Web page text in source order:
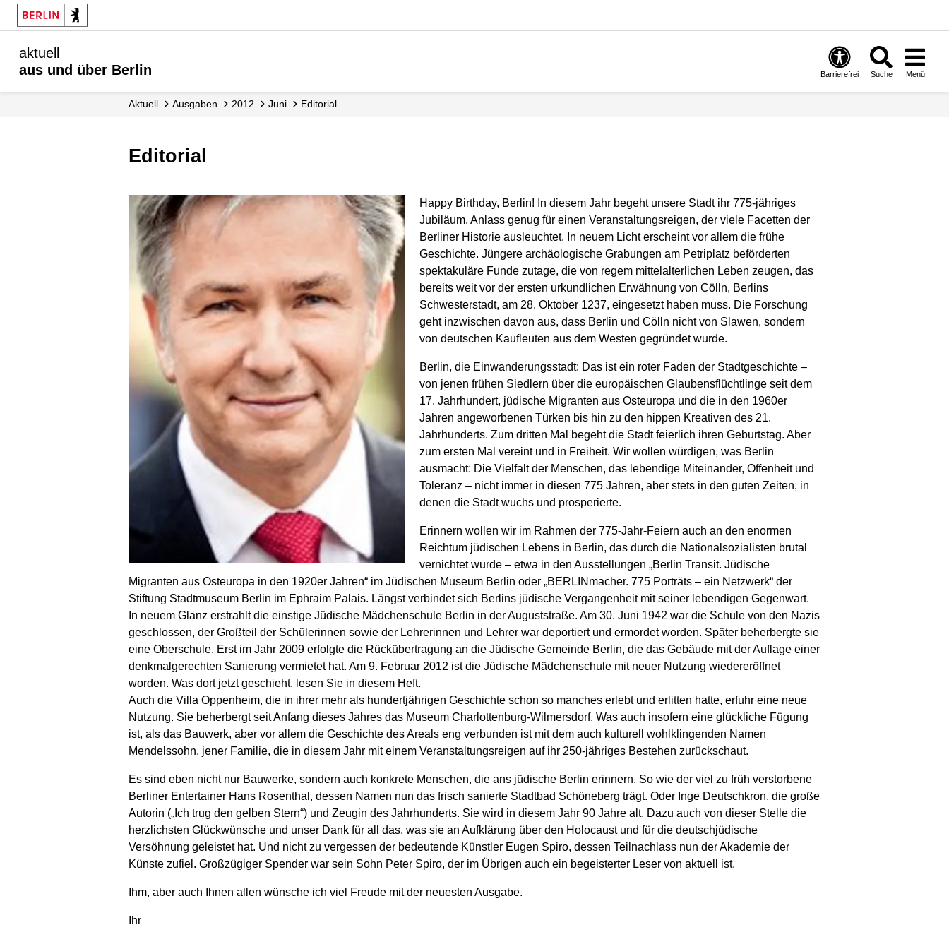
aktuell
aus und über Berlin
Barrierefrei Suche Menü
aktuell Ausgaben 2012 Juni Editorial
Editorial
Happy Birthday, Berlin! In diesem Jahr begeht unsere Stadt ihr 775-jähriges
Jubiläum. Anlass genug für einen Veranstaltungsreigen, der viele Facetten der
Berliner Historie ausleuchtet. In neuem Licht erscheint vor allem die frühe
Geschichte. Jüngere archäologische Grabungen am Petriplatz beförderten
spektakuläre Funde zutage, die von regem mittelalterlichen Leben zeugen, das
bereits weit vor der ersten urkundlichen Erwähnung von Cölln, Berlins
Schwesterstadt, am 28. Oktober 1237, eingesetzt haben muss. Die Forschung
geht inzwischen davon aus, dass Berlin und Cölln nicht von Slawen, sondern
von deutschen Kaufleuten aus dem Westen gegründet wurde.
Berlin, die Einwanderungsstadt: Das ist ein roter Faden der Stadtgeschichte –
von jenen frühen Siedlern über die europäischen Glaubensflüchtlinge seit dem
17. Jahrhundert, jüdische Migranten aus Osteuropa und die in den 1960er
Jahren angeworbenen Türken bis hin zu den hippen Kreativen des 21.
Jahrhunderts. Zum dritten Mal begeht die Stadt feierlich ihren Geburtstag. Aber
zum ersten Mal vereint und in Freiheit. Wir wollen würdigen, was Berlin
ausmacht: Die Vielfalt der Menschen, das lebendige Miteinander, Offenheit und
Toleranz – nicht immer in diesen 775 Jahren, aber stets in den guten Zeiten, in
denen die Stadt wuchs und prosperierte.
Erinnern wollen wir im Rahmen der 775-Jahr-Feiern auch an den enormen
Reichtum jüdischen Lebens in Berlin, das durch die Nationalsozialisten brutal
vernichtet wurde – etwa in den Ausstellungen „Berlin Transit. Jüdische
Migranten aus Osteuropa in den 1920er Jahren“ im Jüdischen Museum Berlin oder „BERLINmacher. 775 Porträts – ein Netzwerk“ der
Stiftung Stadtmuseum Berlin im Ephraim Palais. Längst verbindet sich Berlins jüdische Vergangenheit mit seiner lebendigen Gegenwart.
In neuem Glanz erstrahlt die einstige Jüdische Mädchenschule Berlin in der Auguststraße. Am 30. Juni 1942 war die Schule von den Nazis
geschlossen, der Großteil der Schülerinnen sowie der Lehrerinnen und Lehrer war deportiert und ermordet worden. Später beherbergte sie
eine Oberschule. Erst im Jahr 2009 erfolgte die Rückübertragung an die Jüdische Gemeinde Berlin, die das Gebäude mit der Auflage einer
denkmalgerechten Sanierung vermietet hat. Am 9. Februar 2012 ist die Jüdische Mädchenschule mit neuer Nutzung wiedereröffnet
worden. Was dort jetzt geschieht, lesen Sie in diesem Heft.
Auch die Villa Oppenheim, die in ihrer mehr als hundertjährigen Geschichte schon so manches erlebt und erlitten hatte, erfuhr eine neue
Nutzung. Sie beherbergt seit Anfang dieses Jahres das Museum Charlottenburg-Wilmersdorf. Was auch insofern eine glückliche Fügung
ist, als das Bauwerk, aber vor allem die Geschichte des Areals eng verbunden ist mit dem auch kulturell wohlklingenden Namen
Mendelssohn, jener Familie, die in diesem Jahr mit einem Veranstaltungsreigen auf ihr 250-jähriges Bestehen zurückschaut.
Es sind eben nicht nur Bauwerke, sondern auch konkrete Menschen, die ans jüdische Berlin erinnern. So wie der viel zu früh verstorbene
Berliner Entertainer Hans Rosenthal, dessen Namen nun das frisch sanierte Stadtbad Schöneberg trägt. Oder Inge Deutschkron, die große
Autorin („Ich trug den gelben Stern“) und Zeugin des Jahrhunderts. Sie wird in diesem Jahr 90 Jahre alt. Dazu auch von dieser Stelle die
herzlichsten Glückwünsche und unser Dank für all das, was sie an Aufklärung über den Holocaust und für die deutschjüdische
Versöhnung geleistet hat. Und nicht zu vergessen der bedeutende Künstler Eugen Spiro, dessen Teilnachlass nun der Akademie der
Künste zufiel. Großzügiger Spender war sein Sohn Peter Spiro, der im Übrigen auch ein begeisterter Leser von aktuell ist.
Ihm, aber auch Ihnen allen wünsche ich viel Freude mit der neuesten Ausgabe.
Ihr